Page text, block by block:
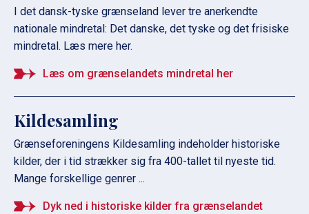
I det dansk-tyske grænseland lever tre anerkendte
nationale mindretal: Det danske, det tyske og det frisiske
mindretal. Læs mere her.
Læs om grænselandets mindretal her
Kildesamling
Grænseforeningens Kildesamling indeholder historiske
kilder, der i tid strækker sig fra 400-tallet til nyeste tid.
Mange forskellige genrer ...
Dyk ned i historiske kilder fra grænselandet